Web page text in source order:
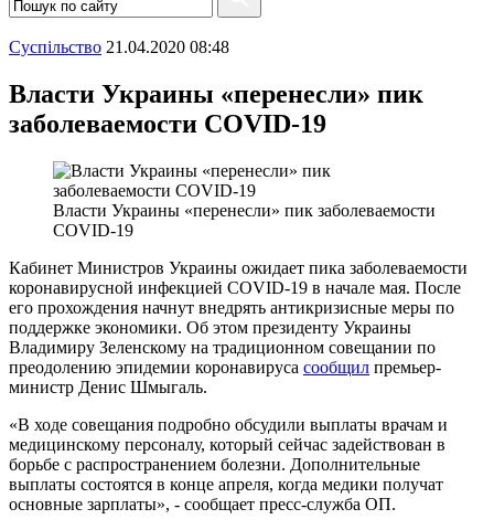
Суспiльство 21.04.2020 08:48
Власти Украины «перенесли» пик
заболеваемости COVID-19
Власти Украины «перенесли» пик заболеваемости
COVID-19
Кабинет Министров Украины ожидает пика заболеваемости
коронавирусной инфекцией COVID-19 в начале мая. После
его прохождения начнут внедрять антикризисные меры по
поддержке экономики. Об этом президенту Украины
Владимиру Зеленскому на традиционном совещании по
преодолению эпидемии коронавируса сообщил премьер-
министр Денис Шмыгаль.
«В ходе совещания подробно обсудили выплаты врачам и
медицинскому персоналу, который сейчас задействован в
борьбе с распространением болезни. Дополнительные
выплаты состоятся в конце апреля, когда медики получат
основные зарплаты», - сообщает пресс-служба ОП.